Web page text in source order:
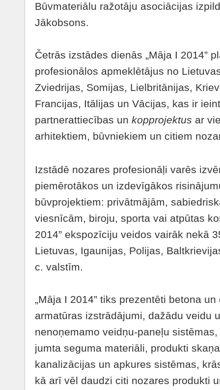
Būvmateriālu ražotāju asociācijas
Jākobsons.
Četrās izstādes dienās „Māja I 2014”
profesionālos apmeklētājus no
Zviedrijas, Somijas, Lielbritānijas,
Francijas, Itālijas un Vācijas, kas ir
partnerattiecības un kopprojektus ar
arhitektiem, būvniekiem un citiem
Izstādē nozares profesionāļi varēs
piemērotākos un izdevīgākos
būvprojektiem: privātmājām,
viesnīcām, biroju, sporta vai atpūtas
2014” ekspozīciju veidos vairāk nekā
Lietuvas, Igaunijas, Polijas,
c. valstīm.
„Māja I 2014” tiks prezentēti betona
armatūras izstrādājumi, dažādu veidu
nenoņemamo veidņu-paneļu
jumta seguma materiāli, produkti
kanalizācijas un apkures sistēmas,
kā arī vēl daudzi citi nozares produkti